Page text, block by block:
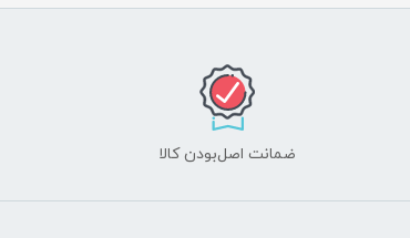
ضمانت اصل‌بودن کالا